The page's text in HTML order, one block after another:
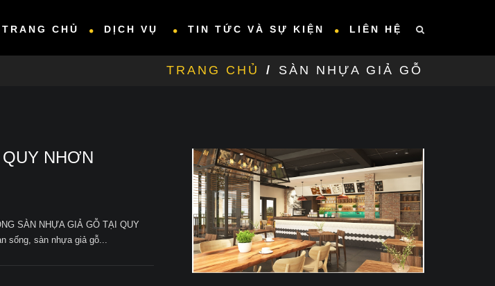
TRANG CHỦ DỊCH VỤ TIN TỨC VÀ SỰ KIỆN LIÊN HỆ
TRANG CHỦ / SÀN NHỰA GIẢ GỖ
NHƠN
SÀN NHỰA GIẢ GỖ TẠI QUY
sống, sàn nhựa giả gỗ...